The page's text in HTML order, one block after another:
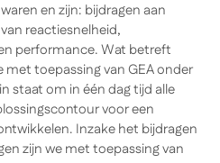
en zijn: bijdragen aan
reactiesnelheid,
performance. Wat betreft
met toepassing van GEA onder
staat om in één dag tijd alle
voor een
Inzake het bijdragen
zijn we met toepassing van